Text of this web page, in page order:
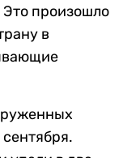
произошло
в